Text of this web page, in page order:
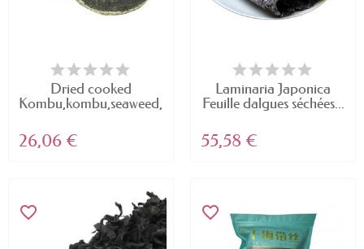
Dried cooked
Kombu,kombu,seaweed,kelp...
26,06 €
Laminaria Japonica
Feuille dalgues séchées...
55,58 €
favorite_border favorite_border